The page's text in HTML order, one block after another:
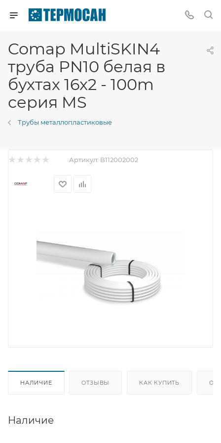
Comap MultiSKIN4
труба PN10 белая в
бухтах 16x2 - 100m
серия MS
Трубы металлопластиковые
Артикул: B112002002
НАЛИЧИЕ ОТЗЫВЫ КАК КУПИТЬ
Наличие